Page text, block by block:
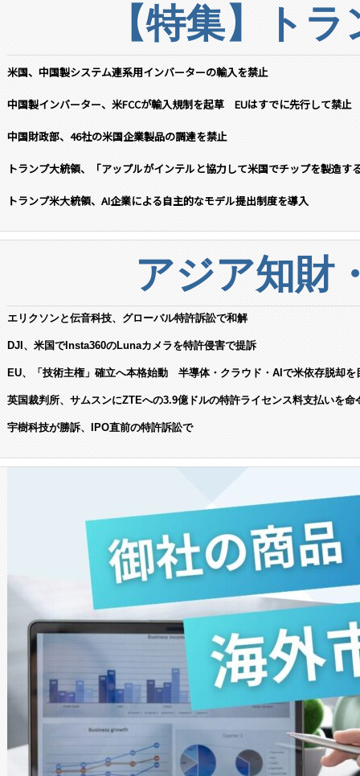
【特集】ト
米国、中国製システム連系用インバーターの輸入を禁止
中国製インバーター、米FCCが輸入規制を起草 EUはすでに先行して禁止
中国財政部、46社の米国企業製品の調達を禁止
トランプ大統領、「アップルがインテルと協力して米国でチップを製造す
トランプ米大統領、AI企業による自主的なモデル提出制度を導入
アジア知財
エリクソンと伝音科技、グローバル特許訴訟で和解
DJI、米国でInsta360のLunaカメラを特許侵害で提訴
EU、「技術主権」確立へ本格始動 半導体・クラウド・AIで米依存脱却を
英国裁判所、サムスンにZTEへの3.9億ドルの特許ライセンス料支払いを命
宇樹科技が勝訴、IPO直前の特許訴訟で